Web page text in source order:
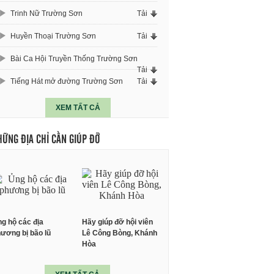
Trinh Nữ Trường Sơn Tải
Huyền Thoại Trường Sơn Tải
Bài Ca Hội Truyền Thống Trường Sơn
Tải
Tiếng Hát mở đường Trường Sơn
Tải
XEM TẤT CẢ
ĐỊA CHỈ CẦN GIÚP ĐỠ
hộ các địa
bị bão lũ
Hãy giúp đỡ hội viên
Lê Công Bòng, Khánh
Hòa